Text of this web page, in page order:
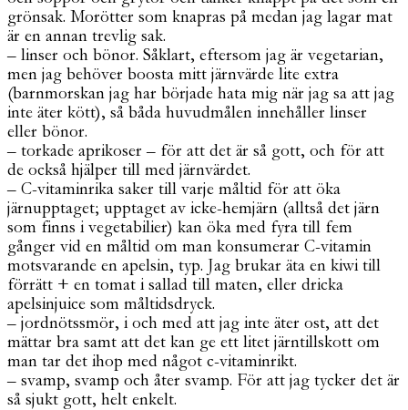
grönsak. Morötter som knapras på medan jag lagar mat
är en annan trevlig sak.
– linser och bönor. Såklart, eftersom jag är vegetarian,
men jag behöver boosta mitt järnvärde lite extra
(barnmorskan jag har började hata mig när jag sa att jag
inte äter kött), så båda huvudmålen innehåller linser
eller bönor.
– torkade aprikoser – för att det är så gott, och för att
de också hjälper till med järnvärdet.
– C-vitaminrika saker till varje måltid för att öka
järnupptaget; upptaget av icke-hemjärn (alltså det järn
som finns i vegetabilier) kan öka med fyra till fem
gånger vid en måltid om man konsumerar C-vitamin
motsvarande en apelsin, typ. Jag brukar äta en kiwi till
förrätt + en tomat i sallad till maten, eller dricka
apelsinjuice som måltidsdryck.
– jordnötssmör, i och med att jag inte äter ost, att det
mättar bra samt att det kan ge ett litet järntillskott om
man tar det ihop med något c-vitaminrikt.
– svamp, svamp och åter svamp. För att jag tycker det är
så sjukt gott, helt enkelt.